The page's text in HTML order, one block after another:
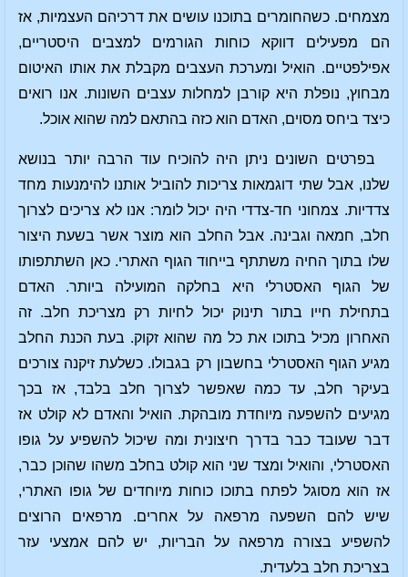
מצמחים. כשהחומרים בתוכנו עושים את דרכיהם העצמיות, אז
הם מפעילים דווקא כוחות הגורמים למצבים היסטריים,
אפילפטיים. הואיל ומערכת העצבים מקבלת את אותו האיטום
מבחוץ, נופלת היא קורבן למחלות עצבים השונות. אנו רואים
כיצד ביחס מסוים, האדם הוא כזה בהתאם למה שהוא אוכל.
בפרטים השונים ניתן היה להוכיח עוד הרבה יותר בנושא
שלנו, אבל שתי דוגמאות צריכות להוביל אותנו להימנעות מחד
צדדיות. צמחוני חד-צדדי היה יכול לומר: אנו לא צריכים לצרוך
חלב, חמאה וגבינה. אבל החלב הוא מוצר אשר בשעת היצור
שלו בתוך החיה משתתף בייחוד הגוף האתרי. כאן השתתפותו
של הגוף האסטרלי היא בחלקה המועילה ביותר. האדם
בתחילת חייו בתור תינוק יכול לחיות רק מצריכת חלב. זה
האחרון מכיל בתוכו את כל מה שהוא זקוק. בעת הכנת החלב
מגיע הגוף האסטרלי בחשבון רק בגבולו. כשלעת זיקנה צורכים
בעיקר חלב, עד כמה שאפשר לצרוך חלב בלבד, אז בכך
מגיעים להשפעה מיוחדת מובהקת. הואיל והאדם לא קולט אז
דבר שעובד כבר בדרך חיצונית ומה שיכול להשפיע על גופו
האסטרלי, והואיל ומצד שני הוא קולט בחלב משהו שהוכן כבר,
אז הוא מסוגל לפתח בתוכו כוחות מיוחדים של גופו האתרי,
שיש להם השפעה מרפאה על אחרים. מרפאים הרוצים
להשפיע בצורה מרפאה על הבריות, יש להם אמצעי עזר
בצריכת חלב בלעדית.